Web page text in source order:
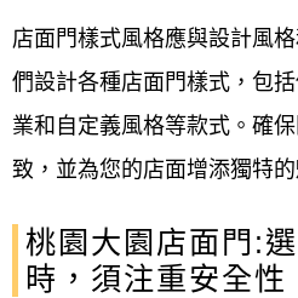
店面門樣式風格應與設計風
們設計各種店面門樣式，包
業和自定義風格等款式。確
致，並為您的店面增添獨特的
桃園大園店面門:
時，須注重安全性